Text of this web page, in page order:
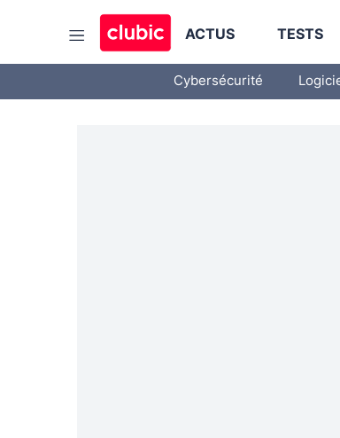
ACTUS TESTS
Cybersécurité